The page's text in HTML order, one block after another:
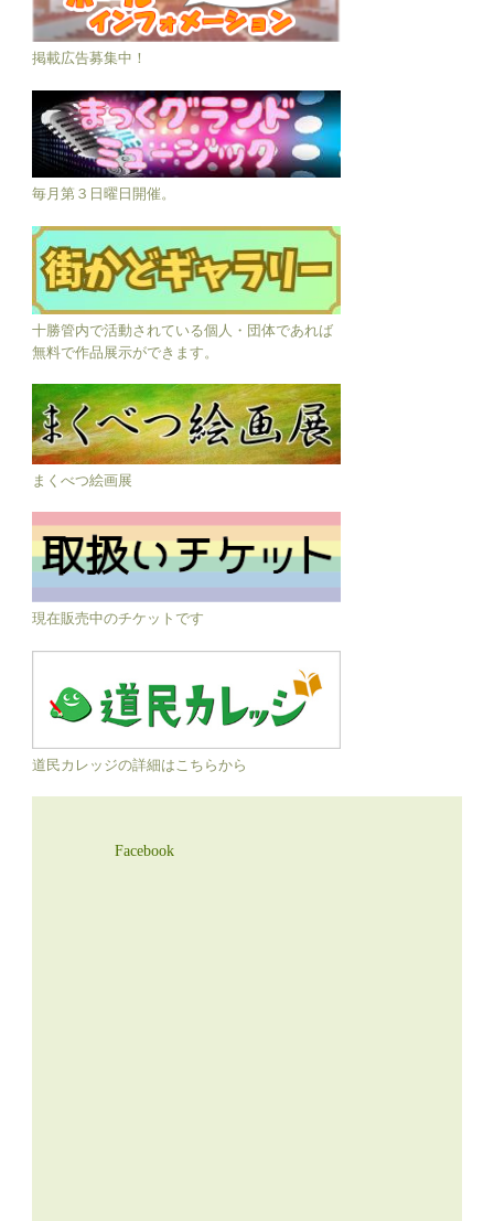
掲載広告募集中！
毎月第３日曜日開催。
十勝管内で活動されている個人・団体であれば
無料で作品展示ができます。
まくべつ絵画展
現在販売中のチケットです
道民カレッジの詳細はこちらから
Facebook